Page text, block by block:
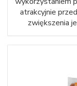
atrakcyjnie
zwiększenia